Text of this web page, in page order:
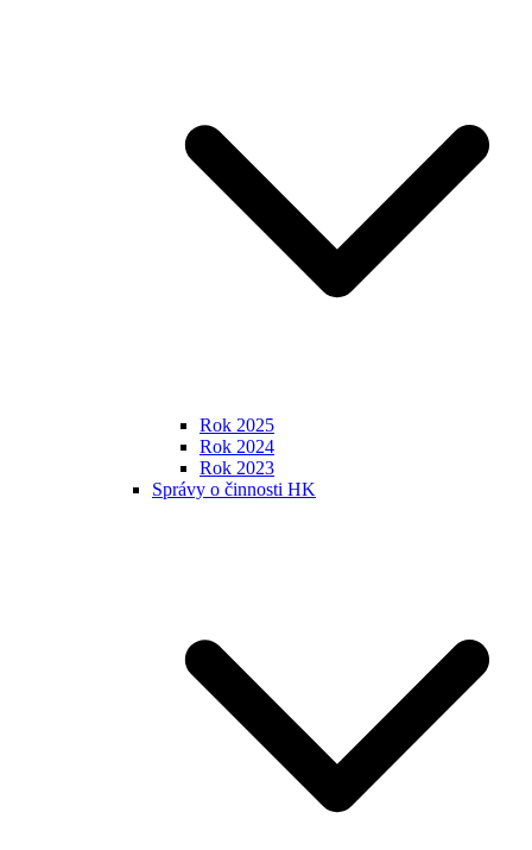
Rok 2025
Rok 2024
Rok 2023
Správy o činnosti HK